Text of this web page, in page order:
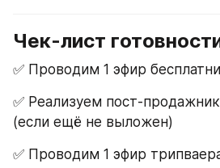
Чек-лист
✅ Проводим 1 эфир
✅ Реализуем пост-
(если ещё не выложен)
✅ Проводим 1 эфир